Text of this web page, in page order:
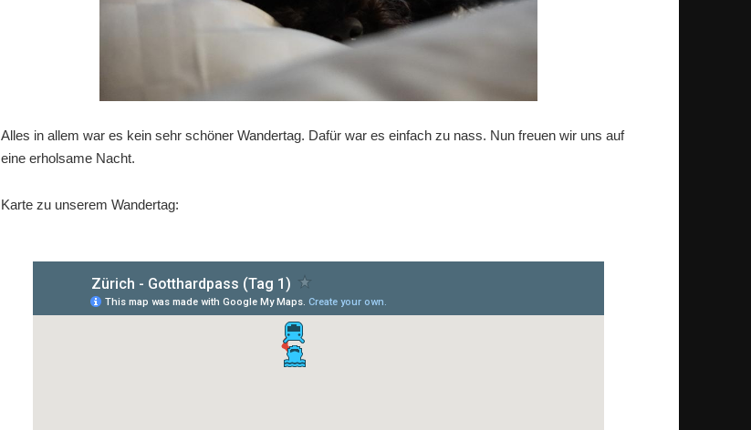
Alles in allem war es kein sehr schöner Wandertag. Dafür war es einfach zu nass. Nun freuen wir uns auf
eine erholsame Nacht.
Karte zu unserem Wandertag: